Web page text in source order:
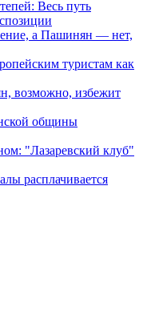
Весь путь
а Пашинян — нет,
туристам как
возможно, избежит
общины
"Лазаревский клуб"
расплачивается